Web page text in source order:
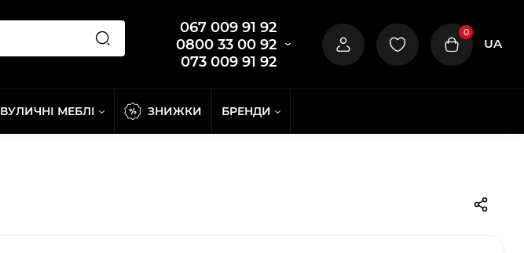
067 009 91 92
0800 33 00 92
073 009 91 92
0
UA
ВУЛИЧНІ МЕБЛІ ЗНИЖКИ БРЕНДИ